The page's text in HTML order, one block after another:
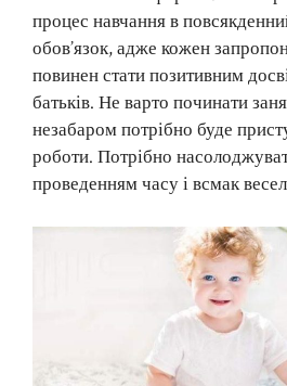
процес навчання в
обов’язок, адже кожен
повинен стати позитивним
батьків. Не варто починати
незабаром потрібно буде
роботи. Потрібно
проведенням часу і всмак